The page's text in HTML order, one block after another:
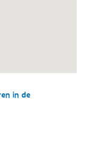
in de